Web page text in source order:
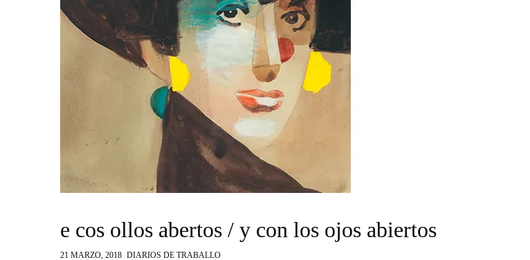
e cos ollos abertos / y con los ojos abiertos
21 MARZO, 2018 DIARIOS DE TRABALLO